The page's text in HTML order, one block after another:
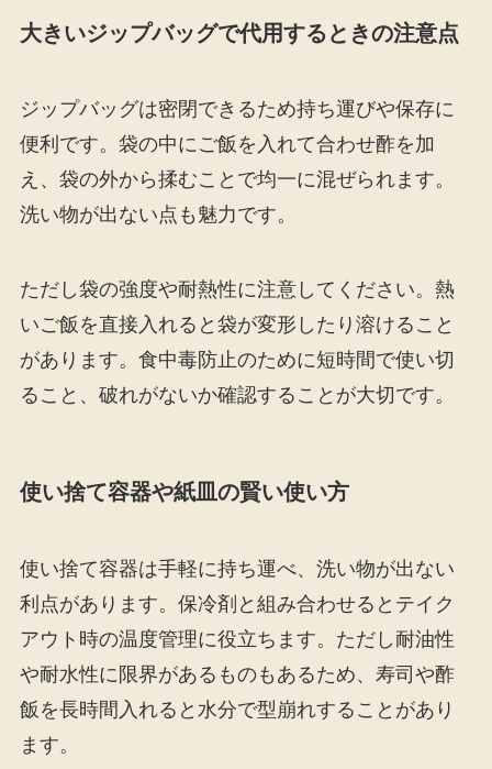
大きいジップバッグで代用するときの注意点
ジップバッグは密閉できるため持ち運びや保存に
便利です。袋の中にご飯を入れて合わせ酢を加
え、袋の外から揉むことで均一に混ぜられます。
洗い物が出ない点も魅力です。
ただし袋の強度や耐熱性に注意してください。熱
いご飯を直接入れると袋が変形したり溶けること
があります。食中毒防止のために短時間で使い切
ること、破れがないか確認することが大切です。
使い捨て容器や紙皿の賢い使い方
使い捨て容器は手軽に持ち運べ、洗い物が出ない
利点があります。保冷剤と組み合わせるとテイク
アウト時の温度管理に役立ちます。ただし耐油性
や耐水性に限界があるものもあるため、寿司や酢
飯を長時間入れると水分で型崩れすることがあり
ます。